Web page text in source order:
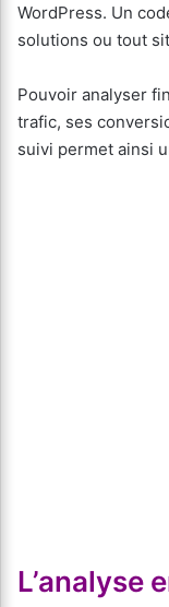
WordPress. Un
solutions ou tout
Pouvoir analyser
trafic, ses
suivi permet ainsi
L’analyse